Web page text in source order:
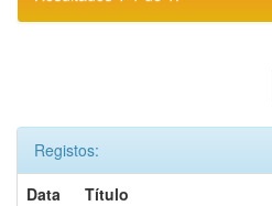
Registos:
Data
Título